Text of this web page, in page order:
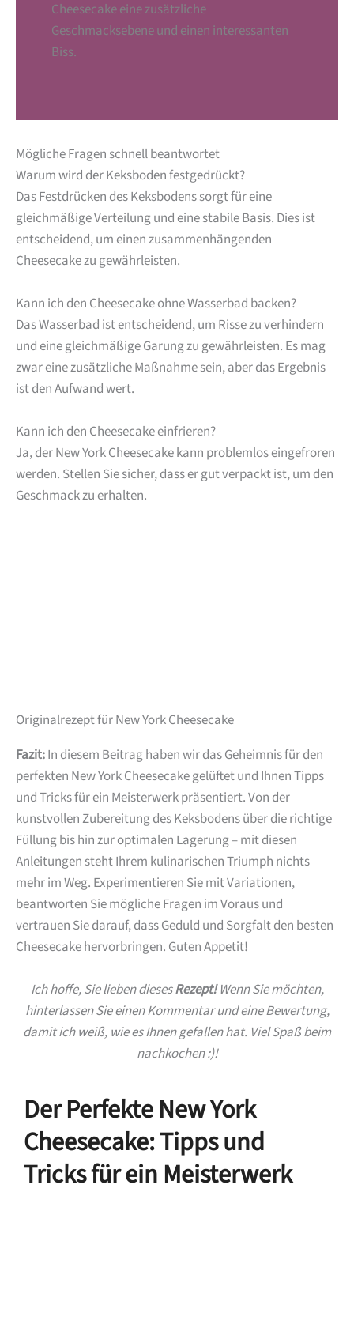
Cheesecake eine zusätzliche
Geschmacksebene und einen interessanten
Biss.
Mögliche Fragen schnell beantwortet
Warum wird der Keksboden festgedrückt?
Das Festdrücken des Keksbodens sorgt für eine
gleichmäßige Verteilung und eine stabile Basis. Dies ist
entscheidend, um einen zusammenhängenden
Cheesecake zu gewährleisten.
Kann ich den Cheesecake ohne Wasserbad backen?
Das Wasserbad ist entscheidend, um Risse zu verhindern
und eine gleichmäßige Garung zu gewährleisten. Es mag
zwar eine zusätzliche Maßnahme sein, aber das Ergebnis
ist den Aufwand wert.
Kann ich den Cheesecake einfrieren?
Ja, der New York Cheesecake kann problemlos eingefroren
werden. Stellen Sie sicher, dass er gut verpackt ist, um den
Geschmack zu erhalten.
Originalrezept für New York Cheesecake
Fazit:In diesem Beitrag haben wir das Geheimnis für den
perfekten New York Cheesecake gelüftet und Ihnen Tipps
und Tricks für ein Meisterwerk präsentiert. Von der
kunstvollen Zubereitung des Keksbodens über die richtige
Füllung bis hin zur optimalen Lagerung – mit diesen
Anleitungen steht Ihrem kulinarischen Triumph nichts
mehr im Weg. Experimentieren Sie mit Variationen,
beantworten Sie mögliche Fragen im Voraus und
vertrauen Sie darauf, dass Geduld und Sorgfalt den besten
Cheesecake hervorbringen. Guten Appetit!
Ich hoffe, Sie lieben diesesRezept!Wenn Sie möchten,
hinterlassen Sie einen Kommentar und eine Bewertung,
damit ich weiß, wie es Ihnen gefallen hat. Viel Spaß beim
nachkochen :)!
Der Perfekte New York
Cheesecake: Tipps und
Tricks für ein Meisterwerk